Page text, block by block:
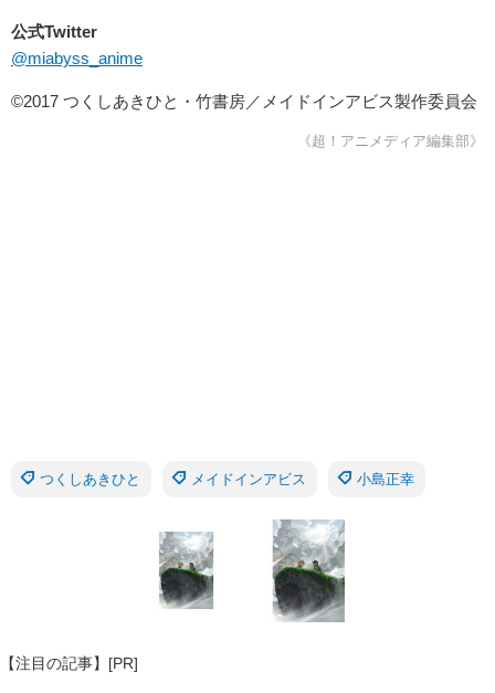
公式Twitter
@miabyss_anime
©2017 つくしあきひと・竹書房／メイドインアビス製作委員会
《超！アニメディア編集部》
つくしあきひと メイドインアビス 小島正幸
【注目の記事】[PR]